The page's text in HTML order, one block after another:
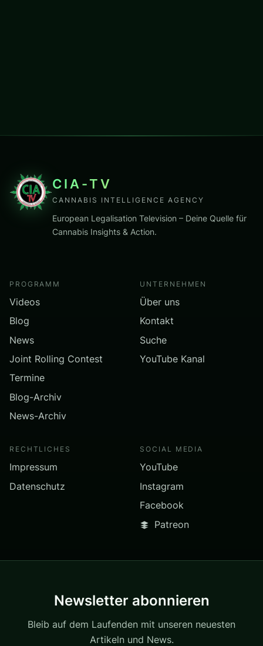
CIA-TV
CANNABIS INTELLIGENCE AGENCY
European Legalisation Television – Deine Quelle für
Cannabis Insights & Action.
PROGRAMM
Videos
Blog
News
Joint Rolling Contest
Termine
Blog-Archiv
News-Archiv
UNTERNEHMEN
Über uns
Kontakt
Suche
YouTube Kanal
RECHTLICHES
Impressum
Datenschutz
SOCIAL MEDIA
YouTube
Instagram
Facebook
Patreon
Newsletter abonnieren
Bleib auf dem Laufenden mit unseren neuesten
Artikeln und News.